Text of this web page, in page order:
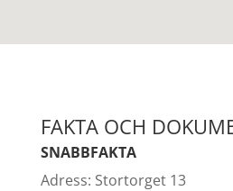
FAKTA OCH
SNABBFAKTA
Adress: Stortorget 13